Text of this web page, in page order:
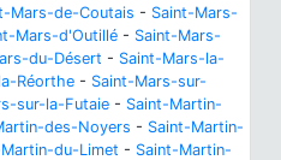
Mars-de-Coutais - Saint-Mars-
Mars-d'Outillé - Saint-Mars-
du-Désert - Saint-Mars-la-
Réorthe - Saint-Mars-sur-
sur-la-Futaie - Saint-Martin-
des-Noyers - Saint-Martin-
du-Limet - Saint-Martin-